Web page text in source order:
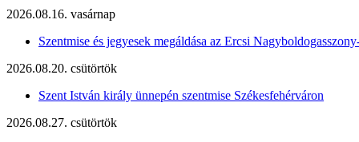
2026.08.16. vasárnap
Szentmise és jegyesek megáldása az Ercsi
2026.08.20. csütörtök
Szent István király ünnepén szentmise Székesfehérváron
2026.08.27. csütörtök